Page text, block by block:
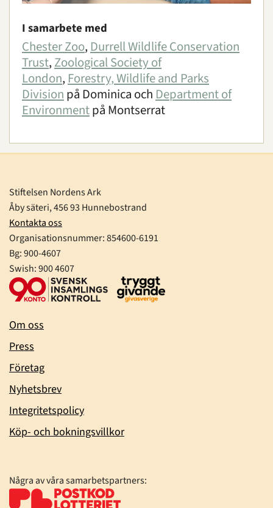
I samarbete med
Chester Zoo, Durrell Wildlife Conservation
Trust, Zoological Society of
London, Forestry, Wildlife and Parks
Division på Dominica och Department of
Environmentpå Montserrat
Stiftelsen Nordens Ark
Åby säteri, 456 93 Hunnebostrand
Kontakta oss
Organisationsnummer:854600-6191
Bg: 900-4607
Swish: 900 4607
Om oss
Press
Företag
Nyhetsbrev
Integritetspolicy
Köp- och bokningsvillkor
Några av våra samarbetspartners: